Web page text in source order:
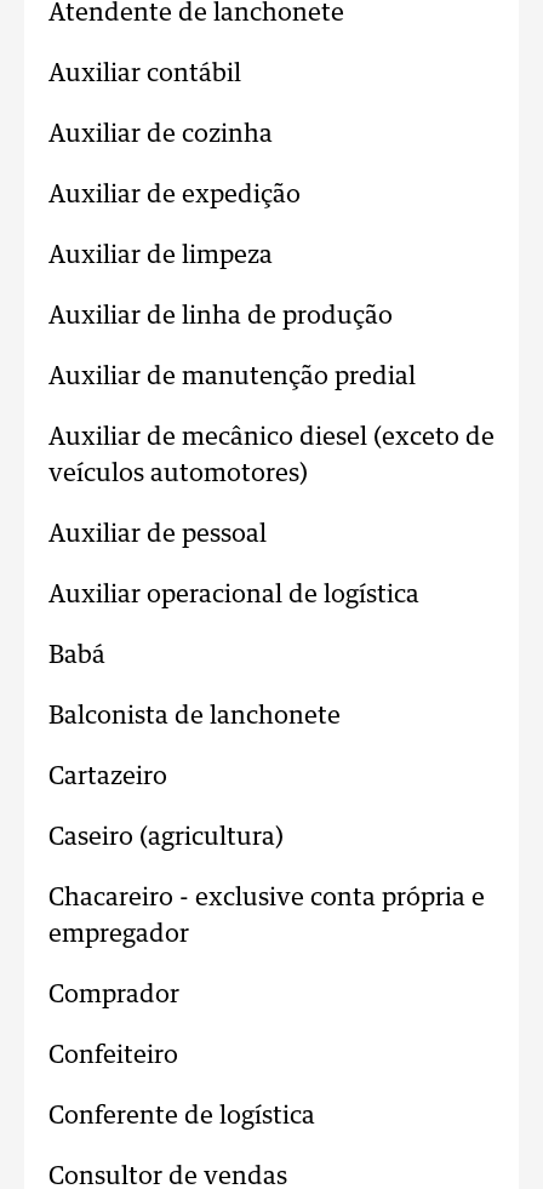
Atendente de lanchonete
Auxiliar contábil
Auxiliar de cozinha
Auxiliar de expedição
Auxiliar de limpeza
Auxiliar de linha de produção
Auxiliar de manutenção predial
Auxiliar de mecânico diesel (exceto de
veículos automotores)
Auxiliar de pessoal
Auxiliar operacional de logística
Babá
Balconista de lanchonete
Cartazeiro
Caseiro (agricultura)
Chacareiro - exclusive conta própria e
empregador
Comprador
Confeiteiro
Conferente de logística
Consultor de vendas